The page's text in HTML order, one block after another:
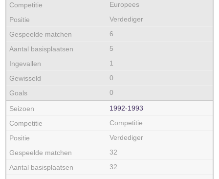
Europees
Verdediger
6
5
1
0
0
1992‑1993
Competitie
Verdediger
32
32